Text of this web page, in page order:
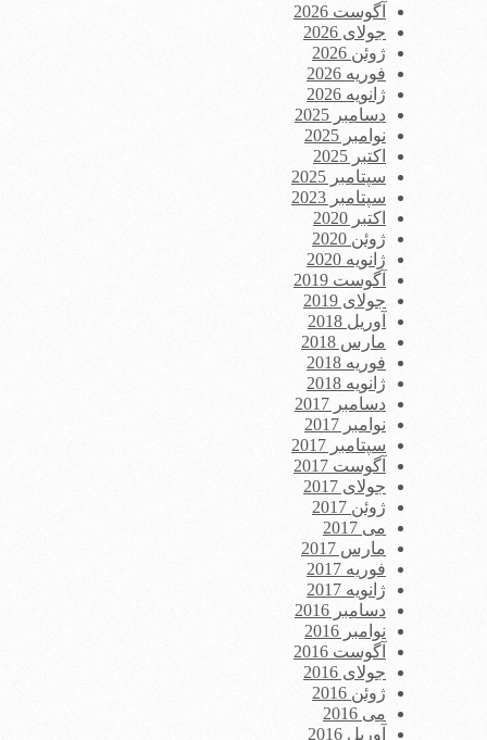
آگوست 2026
جولای 2026
ژوئن 2026
فوریه 2026
ژانویه 2026
دسامبر 2025
نوامبر 2025
اکتبر 2025
سپتامبر 2025
سپتامبر 2023
اکتبر 2020
ژوئن 2020
ژانویه 2020
آگوست 2019
جولای 2019
آوریل 2018
مارس 2018
فوریه 2018
ژانویه 2018
دسامبر 2017
نوامبر 2017
سپتامبر 2017
آگوست 2017
جولای 2017
ژوئن 2017
می 2017
مارس 2017
فوریه 2017
ژانویه 2017
دسامبر 2016
نوامبر 2016
آگوست 2016
جولای 2016
ژوئن 2016
می 2016
آوریل 2016